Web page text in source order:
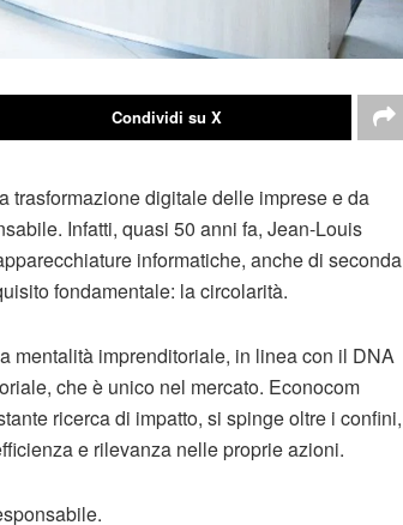
Condividi su X
trasformazione digitale delle imprese e da
Infatti, quasi 50 anni fa, Jean-Louis
informatiche, anche di seconda
fondamentale: la circolarità.
mentalità imprenditoriale, in linea con il DNA
che è unico nel mercato. Econocom
ricerca di impatto, si spinge oltre i confini,
e rilevanza nelle proprie azioni.